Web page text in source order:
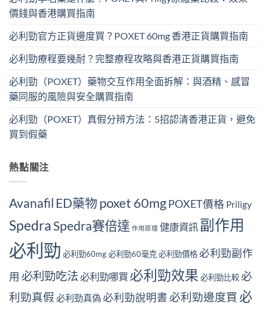
價錢與香港購買指南
必利勁官方正貨邊度買？POXET 60mg 香港正貨購買指南
必利勁療程要幾耐？完整療程攻略與香港正貨購買指南
必利勁（POXET）藥物交互作用全面拆解：與酒精、感冒
藥同服的風險與安全購買指南
必利勁（POXET）真假分辨方法：5招認清香港正貨，避免
買到假藥
熱點關注
Avanafil ED藥物 poxet 60mgPOXET價格 Priligy
SpedraSpedra賽倍達 作用原理 健康資訊 副作用
必利勁 必利勁60mg必利勁60毫克必利勁價格必利勁副作
用 必利勁吃法 必利勁哪買 必利勁效果 必利勁比較 必
利勁真假 必利勁真偽必利勁說明書 必利勁邊度買 必